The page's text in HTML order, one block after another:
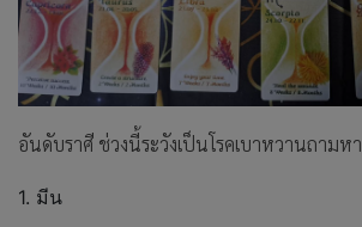
อันดับราศี ช่วงนี้ระวังเป็นโรคเบาหวานถามหา
1. มีน